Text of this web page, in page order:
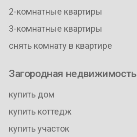
2-комнатные квартиры
3-комнатные квартиры
снять комнату в квартире
Загородная недвижимость
купить дом
купить коттедж
купить участок